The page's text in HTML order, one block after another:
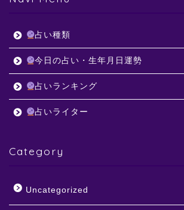
占い種類
今日の占い・生年月日運勢
占いランキング
占いライター
Category
Uncategorized